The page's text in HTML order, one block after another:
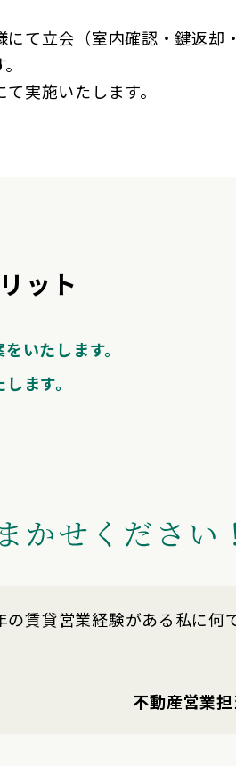
て立会（室内確認・鍵返却
実施いたします。
ット
いたします。
ます。
の賃貸営業経験がある私に何
不動産営業